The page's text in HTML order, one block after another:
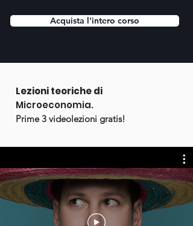
Acquista l'intero corso
Lezioni teoriche di
Microeconomia.
Prime 3 videolezioni gratis!